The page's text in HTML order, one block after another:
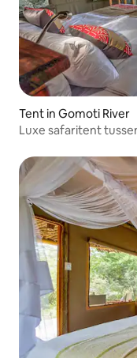
Tent in Gomoti River
Luxe safaritent